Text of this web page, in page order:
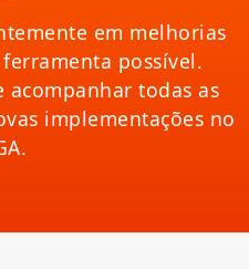
em melhorias
possível.
acompanhar todas as
implementações no